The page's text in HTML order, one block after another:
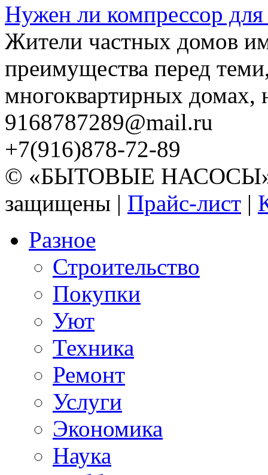
Нужен ли компрессор для
Жители частных домов
преимущества перед
многоквартирных домах,
9168787289@mail.ru
+7(916)878-72-89
© «БЫТОВЫЕ НАСОСЫ»
защищены | Прайс-лист |
Разное
Строительство
Покупки
Уют
Техника
Ремонт
Услуги
Экономика
Наука